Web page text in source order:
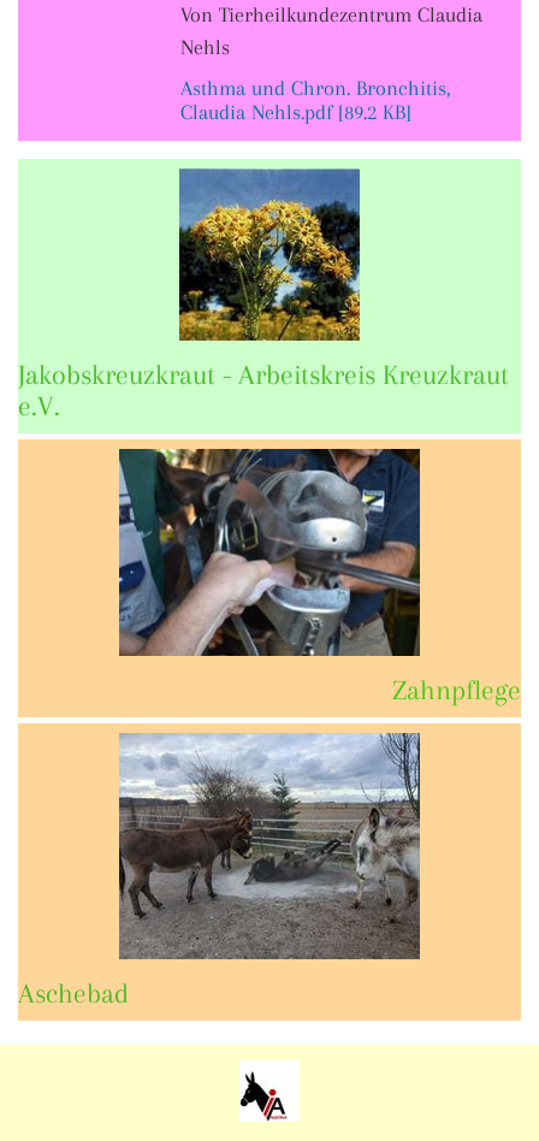
Von Tierheilkundezentrum Claudia
Nehls
Asthma und Chron. Bronchitis,
Claudia Nehls.pdf [89.2 KB]
Jakobskreuzkraut - Arbeitskreis Kreuzkraut
e.V.
Zahnpflege
Aschebad